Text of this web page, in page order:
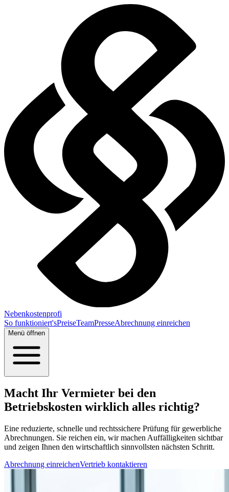
Nebenkostenprofi
So funktioniert'sPreiseTeamPresseAbrechnung einreichen
Menü öffnen
Macht Ihr Vermieter bei den
Betriebskosten wirklich alles richtig?
Eine reduzierte, schnelle und rechtssichere Prüfung für gewerbliche
Abrechnungen. Sie reichen ein, wir machen Auffälligkeiten sichtbar
und zeigen Ihnen den wirtschaftlich sinnvollsten nächsten Schritt.
Abrechnung einreichenVertrieb kontaktieren